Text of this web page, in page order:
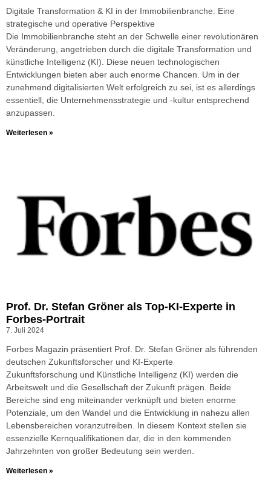
Digitale Transformation & KI in der Immobilienbranche: Eine
strategische und operative Perspektive
Die Immobilienbranche steht an der Schwelle einer revolutionären
Veränderung, angetrieben durch die digitale Transformation und
künstliche Intelligenz (KI). Diese neuen technologischen
Entwicklungen bieten aber auch enorme Chancen. Um in der
zunehmend digitalisierten Welt erfolgreich zu sei, ist es allerdings
essentiell, die Unternehmensstrategie und -kultur entsprechend
anzupassen.
Weiterlesen »
Prof. Dr. Stefan Gröner als Top-KI-Experte in
Forbes-Portrait
7. Juli 2024
Forbes Magazin präsentiert Prof. Dr. Stefan Gröner als führenden
deutschen Zukunftsforscher und KI-Experte
Zukunftsforschung und Künstliche Intelligenz (KI) werden die
Arbeitswelt und die Gesellschaft der Zukunft prägen. Beide
Bereiche sind eng miteinander verknüpft und bieten enorme
Potenziale, um den Wandel und die Entwicklung in nahezu allen
Lebensbereichen voranzutreiben. In diesem Kontext stellen sie
essenzielle Kernqualifikationen dar, die in den kommenden
Jahrzehnten von großer Bedeutung sein werden.
Weiterlesen »